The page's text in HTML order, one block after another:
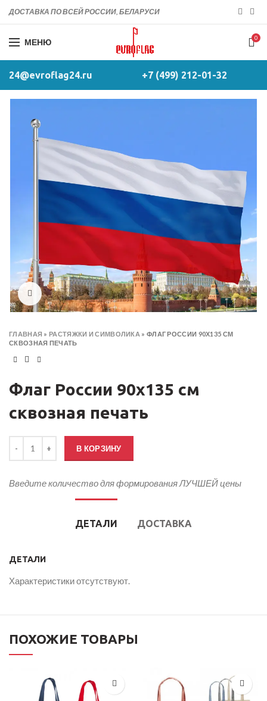
ДОСТАВКА ПО ВСЕЙ РОССИИ, БЕЛАРУСИ
МЕНЮ 0
24@evroflag24.ru +7 (499) 212-01-32
Click to enlarge
ГЛАВНАЯ »РАСТЯЖКИ И СИМВОЛИКА » ФЛАГ РОССИИ 90Х135 СМ
СКВОЗНАЯ ПЕЧАТЬ
Флаг России 90х135 см
сквозная печать
В КОРЗИНУ
Введите количество для формирования ЛУЧШЕЙ цены
ДЕТАЛИ ДОСТАВКА
ДЕТАЛИ
Характеристики отсутствуют.
ПОХОЖИЕ ТОВАРЫ